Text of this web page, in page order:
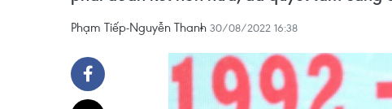
Phạm Tiếp-Nguyễn Thanh ​ 30/08/2022 16:38